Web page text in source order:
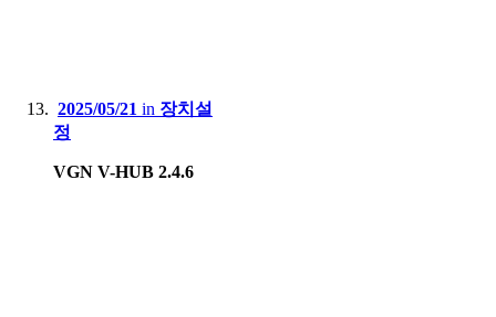
2025/05/21 in 장치설
정
VGN V-HUB 2.4.6